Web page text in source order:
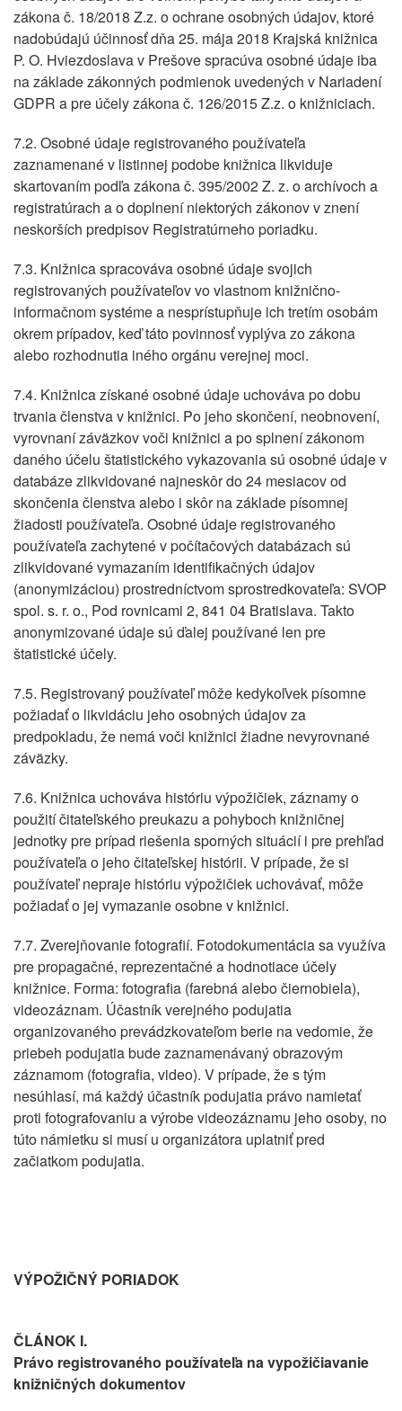
zákona č. 18/2018 Z.z. o ochrane osobných údajov, ktoré
nadobúdajú účinnosť dňa 25. mája 2018 Krajská knižnica
P. O. Hviezdoslava v Prešove spracúva osobné údaje iba
na základe zákonných podmienok uvedených v Nariadení
GDPR a pre účely zákona č. 126/2015 Z.z. o knižniciach.
7.2. Osobné údaje registrovaného používateľa
zaznamenané v listinnej podobe knižnica likviduje
skartovaním podľa zákona č. 395/2002 Z. z. o archívoch a
registratúrach a o doplnení niektorých zákonov v znení
neskorších predpisov Registratúrneho poriadku.
7.3. Knižnica spracováva osobné údaje svojich
registrovaných používateľov vo vlastnom knižnično-
informačnom systéme a nesprístupňuje ich tretím osobám
okrem prípadov, keď táto povinnosť vyplýva zo zákona
alebo rozhodnutia iného orgánu verejnej moci.
7.4. Knižnica získané osobné údaje uchováva po dobu
trvania členstva v knižnici. Po jeho skončení, neobnovení,
vyrovnaní záväzkov voči knižnici a po splnení zákonom
daného účelu štatistického vykazovania sú osobné údaje v
databáze zlikvidované najneskôr do 24 mesiacov od
skončenia členstva alebo i skôr na základe písomnej
žiadosti používateľa. Osobné údaje registrovaného
používateľa zachytené v počítačových databázach sú
zlikvidované vymazaním identifikačných údajov
(anonymizáciou) prostredníctvom sprostredkovateľa: SVOP
spol. s. r. o., Pod rovnicami 2, 841 04 Bratislava. Takto
anonymizované údaje sú ďalej používané len pre
štatistické účely.
7.5. Registrovaný používateľ môže kedykoľvek písomne
požiadať o likvidáciu jeho osobných údajov za
predpokladu, že nemá voči knižnici žiadne nevyrovnané
záväzky.
7.6. Knižnica uchováva históriu výpožičiek, záznamy o
použití čitateľského preukazu a pohyboch knižničnej
jednotky pre prípad riešenia sporných situácií i pre prehľad
používateľa o jeho čitateľskej histórii. V prípade, že si
používateľ nepraje históriu výpožičiek uchovávať, môže
požiadať o jej vymazanie osobne v knižnici.
7.7. Zverejňovanie fotografií. Fotodokumentácia sa využíva
pre propagačné, reprezentačné a hodnotiace účely
knižnice. Forma: fotografia (farebná alebo čiernobiela),
videozáznam. Účastník verejného podujatia
organizovaného prevádzkovateľom berie na vedomie, že
priebeh podujatia bude zaznamenávaný obrazovým
záznamom (fotografia, video). V prípade, že s tým
nesúhlasí, má každý účastník podujatia právo namietať
proti fotografovaniu a výrobe videozáznamu jeho osoby, no
túto námietku si musí u organizátora uplatniť pred
začiatkom podujatia.
VÝPOŽIČNÝ PORIADOK
ČLÁNOK I.
Právo registrovaného používateľa na vypožičiavanie
knižničných dokumentov